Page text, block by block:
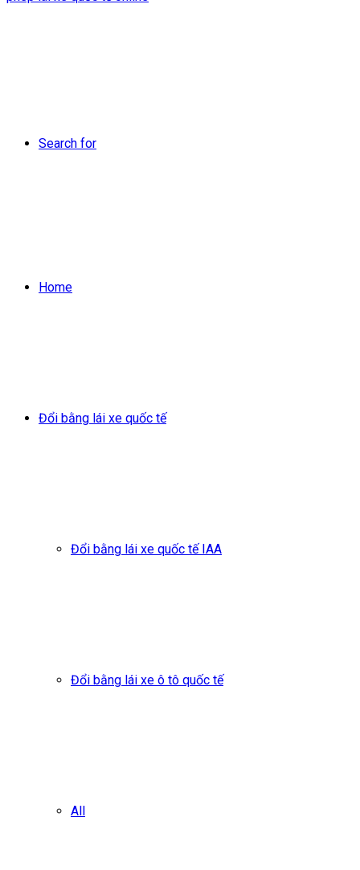
Search for
Home
Đổi bằng lái xe quốc tế
Đổi bằng lái xe quốc tế IAA
Đổi bằng lái xe ô tô quốc tế
All